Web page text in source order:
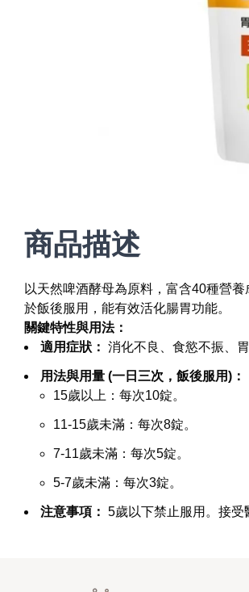
商品描述
以天然啤酒酵母為原料，富含40種營
於飯後服用，能有效活化腸胃功能。
關鍵特性與用法：
適用症狀： 消化不良、食慾不振、
用法與用量 (一日三次，飯後服用)：
15歲以上：每次10錠。
11-15歲未滿：每次8錠。
7-11歲未滿：每次5錠。
5-7歲未滿：每次3錠。
注意事項： 5歲以下禁止服用。接受